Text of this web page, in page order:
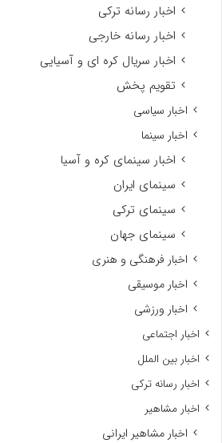
اخبار رسانه ترکی
اخبار رسانه خارجی
اخبار سریال کره ای و آسیایی
تقویم پخش
اخبار سیاسی
اخبار سینما
اخبار سینمای کره و آسیا
سینمای ایران
سینمای ترکی
سینمای جهان
اخبار فرهنگی و هنری
اخبار موسیقی
اخبار ورزشی
اخبار اجتماعی
اخبار بین الملل
اخبار رسانه ترکی
اخبار مشاهیر
اخبار مشاهیر ایرانی